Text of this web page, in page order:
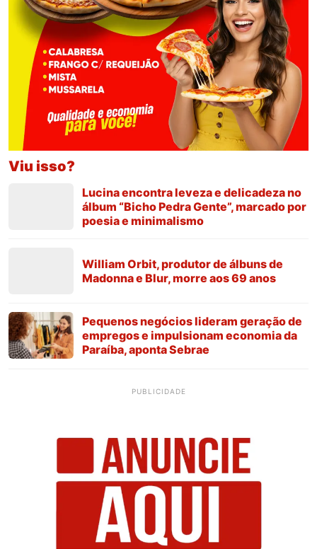
Viu isso?
Lucina encontra leveza e delicadeza no
álbum “Bicho Pedra Gente”, marcado por
poesia e minimalismo
William Orbit, produtor de álbuns de
Madonna e Blur, morre aos 69 anos
Pequenos negócios lideram geração de
empregos e impulsionam economia da
Paraíba, aponta Sebrae
PUBLICIDADE